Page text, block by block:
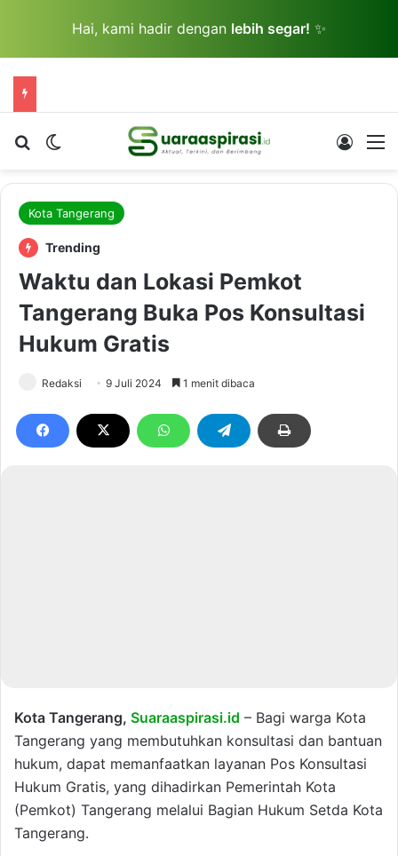
Hai, kami hadir dengan lebih segar! ✨
Cari berita...Switch skin Log In
Kota Tangerang
Trending
Waktu dan Lokasi Pemkot
Tangerang Buka Pos Konsultasi
Hukum Gratis
Redaksi 9 Juli 2024 1 menit dibaca
Kota Tangerang, Suaraaspirasi.id – Bagi warga Kota
Tangerang yang membutuhkan konsultasi dan bantuan
hukum, dapat memanfaatkan layanan Pos Konsultasi
Hukum Gratis, yang dihadirkan Pemerintah Kota
(Pemkot) Tangerang melalui Bagian Hukum Setda Kota
Tangerang.